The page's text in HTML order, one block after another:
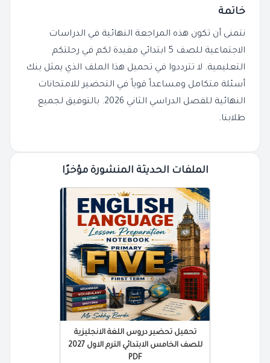
خاتمة
نتمنى أن تكون هذه المراجعة النهائية في الدراسات
الاجتماعية للصف 5 ابتدائي مفيدة لكم في رحلتكم
التعليمية. لا تترددوا في تحميل هذا الملف الذي يمثل بنك
أسئلة متكامل ومساعداً قوياً في التحضير للامتحانات
النهائية للفصل الدراسي الثاني 2026. بالتوفيق لجميع
طلابنا.
الملفات الحديثة المنشورة مؤخرًا
تحميل تحضير دروس اللغة الانجليزية
للصف الخامس الابتدائي الترم الاول 2027
PDF